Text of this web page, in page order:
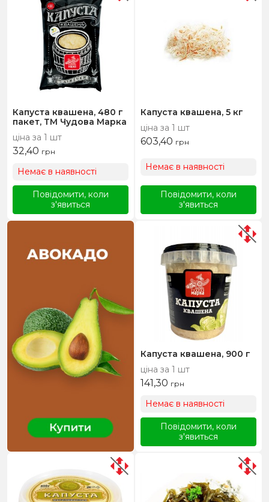
Капуста квашена, 480 г
пакет, ТМ Чудова Марка
ціна за 1 шт
32,40 грн
Немає в наявності
Повідомити, коли
з'явиться
Капуста квашена, 5 кг
ціна за 1 шт
603,40 грн
Немає в наявності
Повідомити, коли
з'явиться
Капуста квашена, 900 г
ціна за 1 шт
141,30 грн
Немає в наявності
Повідомити, коли
з'явиться